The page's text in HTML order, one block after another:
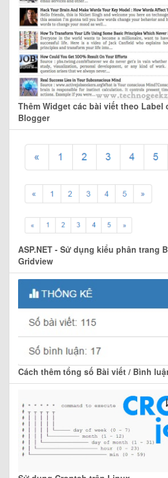
Thêm Widget các bài viết theo Label
Blogger
ASP.NET - Sử dụng kiểu phân trang
Gridview
Cách thêm tổng số Bài viết / Bình